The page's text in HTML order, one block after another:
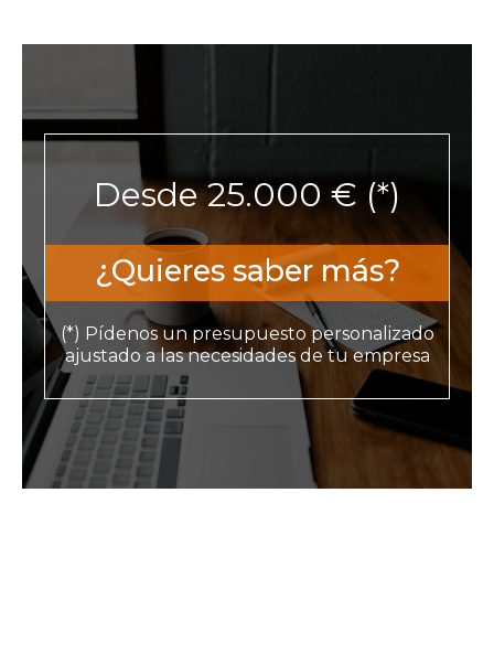
Desde 25.000 € (*)
¿Quieres saber más?
(*) Pídenos un presupuesto personalizado
ajustado a las necesidades de tu empresa